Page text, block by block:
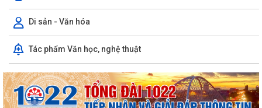
Di sản - Văn hóa
Tác phẩm Văn học, nghệ thuật
KHAI MẠC GIẢI BÓNG ĐÁ U10 XÃ TRƯỜNG TÂN HÈ NĂM 2026
Xã Trường Tân triển khai chiến dịch làm sạch dữ liệu y tế và tạo lập Sổ
sức khỏe điện tử trên VNeID